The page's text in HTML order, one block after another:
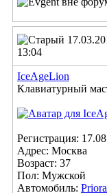
13:04
IceAgeLion
Клавиатурный
Регистрация:
Адрес: Москва
Возраст: 37
Пол: Мужской
Автомобиль: